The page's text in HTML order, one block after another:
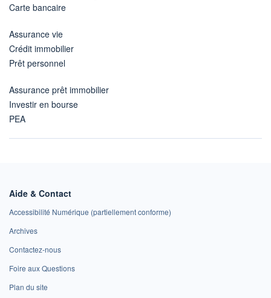
Carte bancaire
Assurance vie
Crédit immobilier
Prêt personnel
Assurance prêt immobilier
Investir en bourse
PEA
Aide & Contact
Accessibilité Numérique (partiellement conforme)
Archives
Contactez-nous
Foire aux Questions
Plan du site